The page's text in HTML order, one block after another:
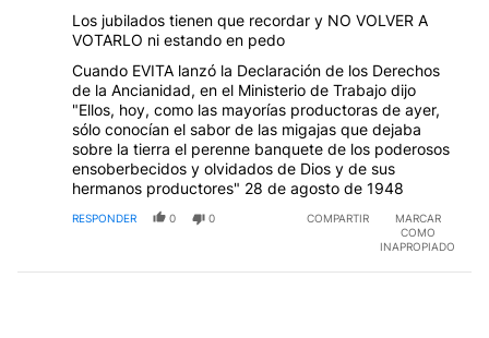
Los jubilados tienen que recordar y NO VOLVER A
VOTARLO ni estando en pedo
Cuando EVITA lanzó la Declaración de los Derechos
de la Ancianidad, en el Ministerio de Trabajo dijo
"Ellos, hoy, como las mayorías productoras de ayer,
sólo conocían el sabor de las migajas que dejaba
sobre la tierra el perenne banquete de los poderosos
ensoberbecidos y olvidados de Dios y de sus
hermanos productores" 28 de agosto de 1948
RESPONDER 0 0 COMPARTIR
MARCAR
COMO
INAPROPIADO